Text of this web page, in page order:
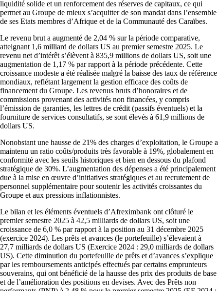
liquidité solide et un renforcement des réserves de capitaux, ce qui
permet au Groupe de mieux s’acquitter de son mandat dans l’ensemble
de ses Etats membres d’Afrique et de la Communauté des Caraïbes.
Le revenu brut a augmenté de 2,04 % sur la période comparative,
atteignant 1,6 milliard de dollars US au premier semestre 2025. Le
revenu net d’intérêt s’élèvent à 835,9 millions de dollars US, soit une
augmentation de 1,17 % par rapport à la période précédente. Cette
croissance modeste a été réalisée malgré la baisse des taux de référence
mondiaux, reflétant largement la gestion efficace des coûts de
financement du Groupe. Les revenus bruts d’honoraires et de
commissions provenant des activités non financées, y compris
l’émission de garanties, les lettres de crédit (passifs éventuels) et la
fourniture de services consultatifs, se sont élevés à 61,9 millions de
dollars US.
Nonobstant une hausse de 21% des charges d’exploitation, le Groupe a
maintenu un ratio coûts/produits très favorable à 19%, globalement en
conformité avec les seuils historiques et bien en dessous du plafond
stratégique de 30%. L’augmentation des dépenses a été principalement
due à la mise en œuvre d’initiatives stratégiques et au recrutement de
personnel supplémentaire pour soutenir les activités croissantes du
Groupe et aux pressions inflationnistes.
Le bilan et les éléments éventuels d’Afreximbank ont clôturé le
premier semestre 2025 à 42,5 milliards de dollars US, soit une
croissance de 6,0 % par rapport à la position au 31 décembre 2025
(exercice 2024). Les prêts et avances (le portefeuille) s’élevaient à
27,7 milliards de dollars US (Exercice 2024 : 29,0 milliards de dollars
US). Cette diminution du portefeuille de prêts et d’avances s’explique
par les remboursements anticipés effectués par certains emprunteurs
souverains, qui ont bénéficié de la hausse des prix des produits de base
et de l’amélioration des positions en devises. Avec des Prêts non